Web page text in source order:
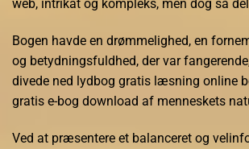
web, intrikat og kompleks, men dog så
Bogen havde en drømmelighed, en
og betydningsfuldhed, der var
divede ned lydbog gratis læsning online
gratis e-bog download af menneskets
Ved at præsentere et balanceret og